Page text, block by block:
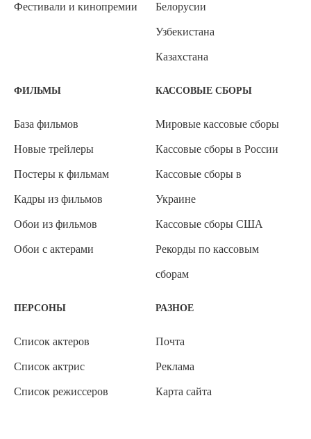
Фестивали и кинопремии Белорусии
Узбекистана
Казахстана
ФИЛЬМЫ
База фильмов
Новые трейлеры
Постеры к фильмам
Кадры из фильмов
Обои из фильмов
Обои с актерами
КАССОВЫЕ СБОРЫ
Мировые кассовые сборы
Кассовые сборы в России
Кассовые сборы в
Украине
Кассовые сборы США
Рекорды по кассовым
сборам
ПЕРСОНЫ
Список актеров
Список актрис
Список режиссеров
РАЗНОЕ
Почта
Реклама
Карта сайта